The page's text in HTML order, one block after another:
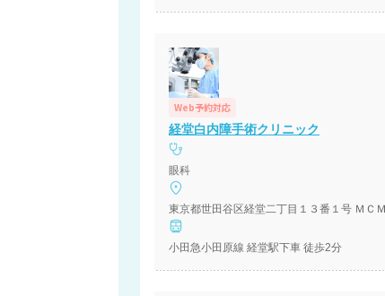
Web予約対応
経堂白内障手術クリニック
眼科
東京都世田谷区経堂二丁目１３番１号 ＭＣ
小田急小田原線 経堂駅下車 徒歩2分